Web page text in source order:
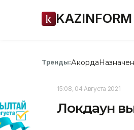
KAZINFORM
Тренды:Акорда
15:08, 04 Августа 2021
Локдаун